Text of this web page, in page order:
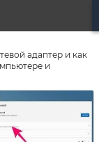
адаптер и как
и